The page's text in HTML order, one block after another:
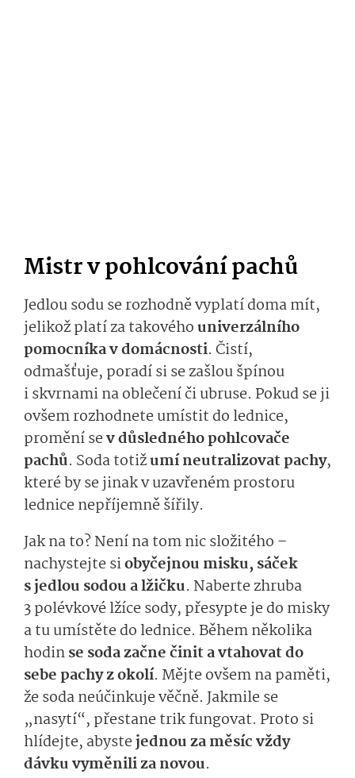
Mistr v pohlcování pachů
Jedlou sodu se rozhodně vyplatí doma mít,
jelikož platí za takovéhouniverzálního
pomocníka v domácnosti. Čistí,
odmašťuje, poradí si se zašlou špínou
i skvrnami na oblečení či ubruse. Pokud se ji
ovšem rozhodnete umístit do lednice,
promění sev důsledného pohlcovače
pachů. Soda totižumí neutralizovat pachy,
které by se jinak v uzavřeném prostoru
lednice nepříjemně šířily.
Jak na to? Není na tom nic složitého –
nachystejte siobyčejnou misku, sáček
s jedlou sodou a lžičku. Naberte zhruba
3 polévkové lžíce sody, přesypte je do misky
a tu umístěte do lednice. Během několika
hodinse soda začne činit a vtahovat do
sebe pachy z okolí. Mějte ovšem na paměti,
že soda neúčinkuje věčně. Jakmile se
„nasytí“, přestane trik fungovat. Proto si
hlídejte, abystejednou za měsíc vždy
dávku vyměnili za novou.